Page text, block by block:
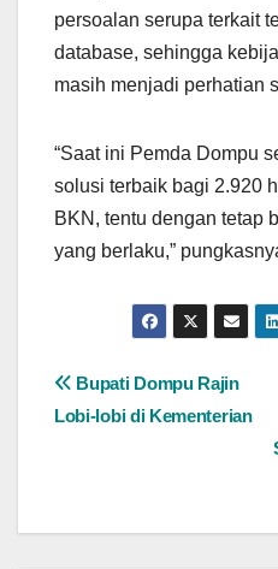
persoalan serupa terkait
database, sehingga
masih menjadi perhatian
“Saat ini Pemda Dompu
solusi terbaik bagi 2.920
BKN, tentu dengan tetap
yang berlaku,”
Navigasi
Bupati Dompu Rajin
Lobi-lobi di Kementerian